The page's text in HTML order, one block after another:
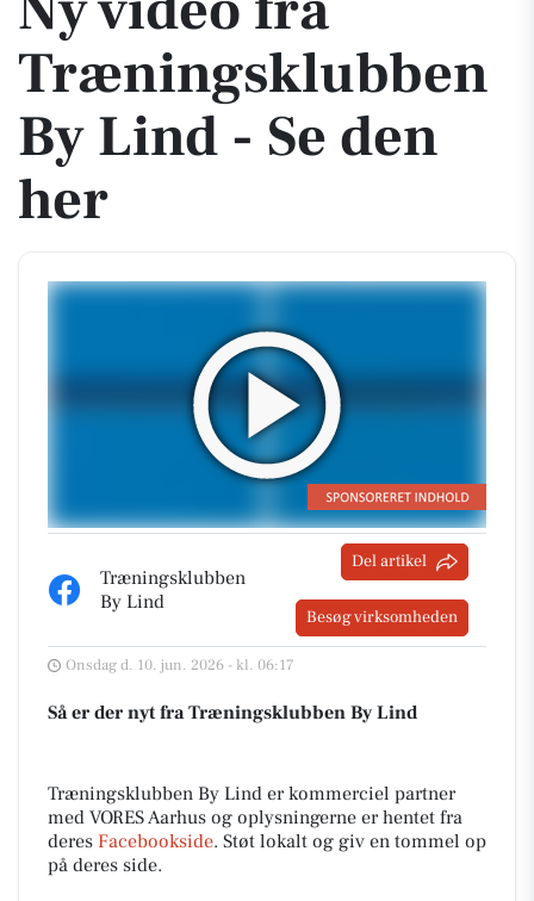
Træningsklubben
By Lind - Se den
her
Træningsklubben
By Lind
Del artikel
Besøg virksomheden
Onsdag d. 10. jun. 2026 - kl. 06:17
Så er der nyt fra Træningsklubben By Lind
Træningsklubben By Lind er kommerciel partner
med VORES Aarhus og oplysningerne er hentet fra
deres Facebookside. Støt lokalt og giv en tommel op
på deres side.